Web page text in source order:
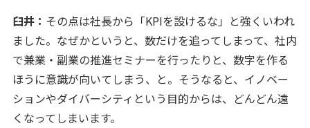
臼井： その点は社長から「KPIを設けるな」と強くいわれ
ました。なぜかというと、数だけを追ってしまって、社内
で兼業・副業の推進セミナーを行ったりと、数字を作る
ほうに意識が向いてしまう、と。そうなると、イノベー
ションやダイバーシティという目的からは、どんどん遠
くなってしまいます。